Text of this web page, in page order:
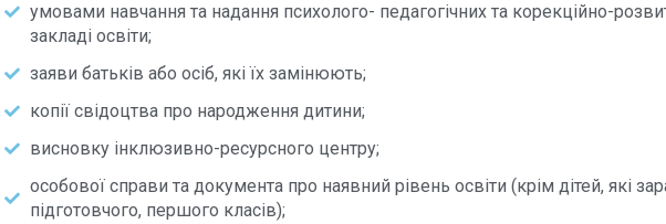
умовами навчання та надання психолого- педагогічних та корекційно-
закладі освіти;
заяви батьків або осіб, які їх замінюють;
копії свідоцтва про народження дитини;
висновку інклюзивно-ресурсного центру;
особової справи та документа про наявний рівень освіти (крім дітей, які
підготовчого, першого класів);